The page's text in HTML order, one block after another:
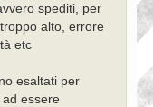
spediti, per
alto, errore
etc
esaltati per
essere